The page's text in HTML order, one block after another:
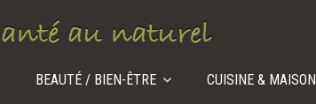
BEAUTÉ / BIEN-ÊTRE CUISINE & MAISON